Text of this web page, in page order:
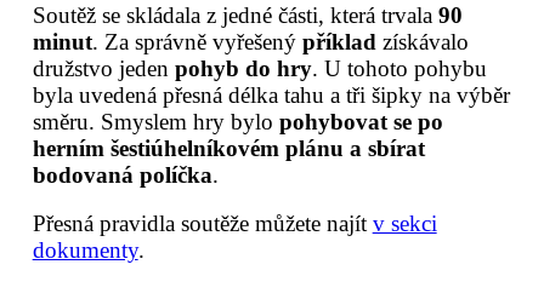
Soutěž se skládala z jedné části, která trvala 90
minut. Za správně vyřešený příklad získávalo
družstvo jeden pohyb do hry. U tohoto pohybu
byla uvedená přesná délka tahu a tři šipky na výběr
směru. Smyslem hry bylo pohybovat se po
herním šestiúhelníkovém plánu a sbírat
bodovaná políčka.
Přesná pravidla soutěže můžete najít v sekci
dokumenty.